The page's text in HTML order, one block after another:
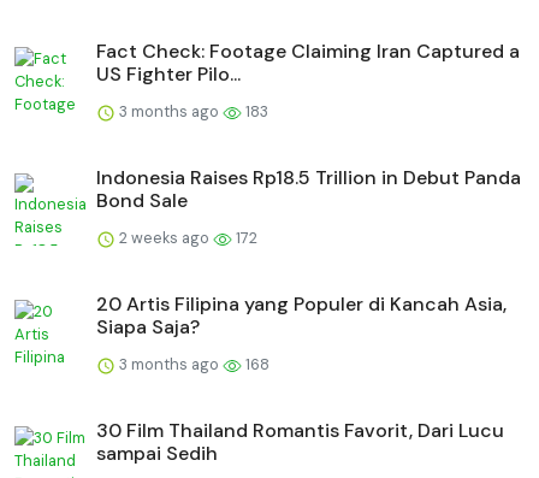
Fact Check: Footage Claiming Iran Captured a
US Fighter Pilo...
3 months ago 183
Indonesia Raises Rp18.5 Trillion in Debut Panda
Bond Sale
2 weeks ago 172
20 Artis Filipina yang Populer di Kancah Asia,
Siapa Saja?
3 months ago 168
30 Film Thailand Romantis Favorit, Dari Lucu
sampai Sedih